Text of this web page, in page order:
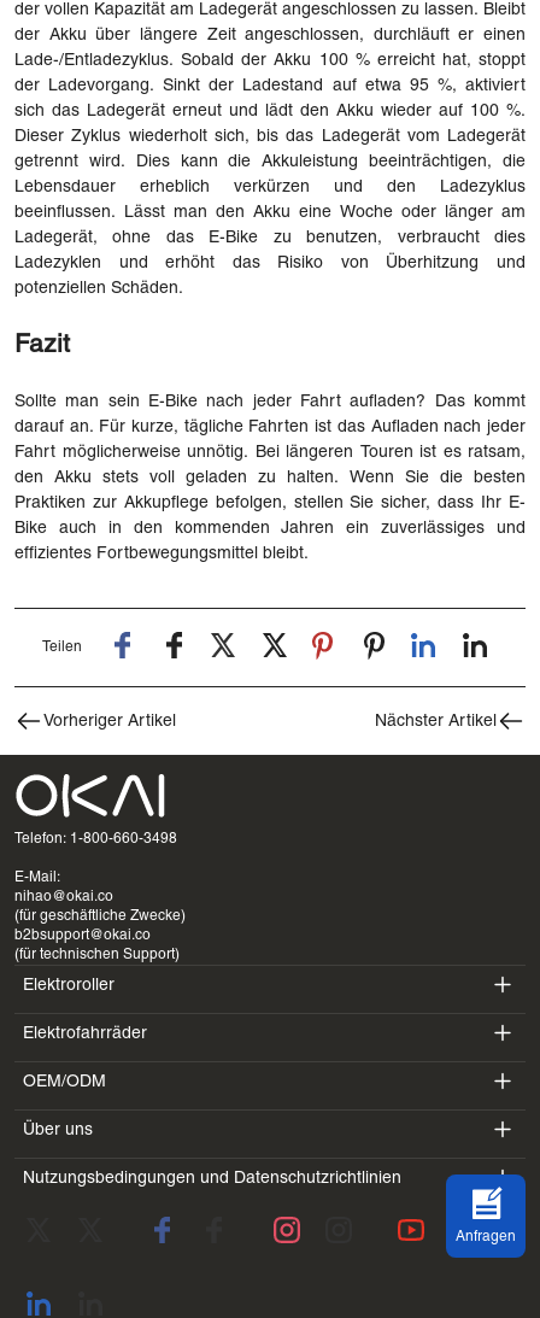
der vollen Kapazität am Ladegerät angeschlossen zu lassen. Bleibt
der Akku über längere Zeit angeschlossen, durchläuft er einen
Lade-/Entladezyklus. Sobald der Akku 100 % erreicht hat, stoppt
der Ladevorgang. Sinkt der Ladestand auf etwa 95 %, aktiviert
sich das Ladegerät erneut und lädt den Akku wieder auf 100 %.
Dieser Zyklus wiederholt sich, bis das Ladegerät vom Ladegerät
getrennt wird. Dies kann die Akkuleistung beeinträchtigen, die
Lebensdauer erheblich verkürzen und den Ladezyklus
beeinflussen. Lässt man den Akku eine Woche oder länger am
Ladegerät, ohne das E-Bike zu benutzen, verbraucht dies
Ladezyklen und erhöht das Risiko von Überhitzung und
potenziellen Schäden.
Fazit
Sollte man sein E-Bike nach jeder Fahrt aufladen? Das kommt
darauf an. Für kurze, tägliche Fahrten ist das Aufladen nach jeder
Fahrt möglicherweise unnötig. Bei längeren Touren ist es ratsam,
den Akku stets voll geladen zu halten. Wenn Sie die besten
Praktiken zur Akkupflege befolgen, stellen Sie sicher, dass Ihr E-
Bike auch in den kommenden Jahren ein zuverlässiges und
effizientes Fortbewegungsmittel bleibt.
Teilen
Vorheriger Artikel Nächster Artikel
Telefon: 1-800-660-3498
E-Mail:
nihao@okai.co
(für geschäftliche Zwecke)
b2bsupport@okai.co
(für technischen Support)
Elektroroller
ES400A
ES410
ES600P
Elektrofahrräder
EB100B
EB300
EB100B V3
OEM/ODM
SV3
BV5
Über uns
Einführung
Nutzungsbedingungen und Datenschutzrichtlinien
Servicebedingungen
Anfragen